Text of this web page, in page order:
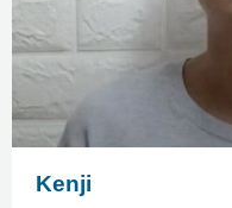
Kenji